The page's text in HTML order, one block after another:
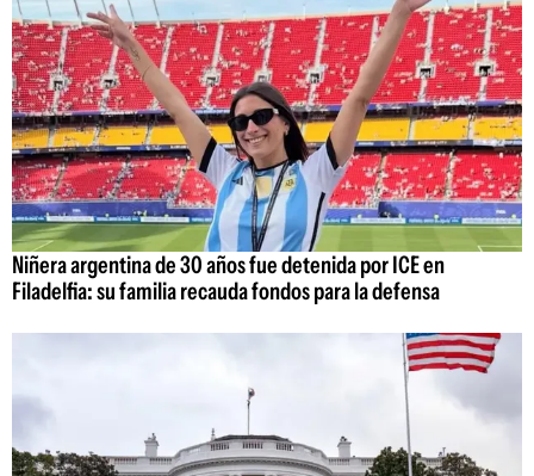
Niñera argentina de 30 años fue detenida por ICE en
Filadelfia: su familia recauda fondos para la defensa